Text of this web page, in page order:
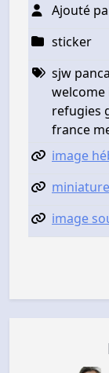
Ajouté
sticker
sjw
welcome
refugies
france
image
image